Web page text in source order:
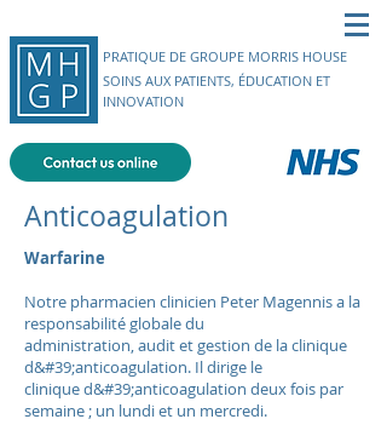
PRATIQUE DE GROUPE MORRIS HOUSE
SOINS AUX PATIENTS, ÉDUCATION ET
INNOVATION
Anticoagulation
Warfarine
Notre pharmacien clinicien Peter Magennis a la
responsabilité globale du
administration, audit et gestion de la clinique
d&#39;anticoagulation. Il dirige le
clinique d&#39;anticoagulation deux fois par
semaine ; un lundi et un mercredi.